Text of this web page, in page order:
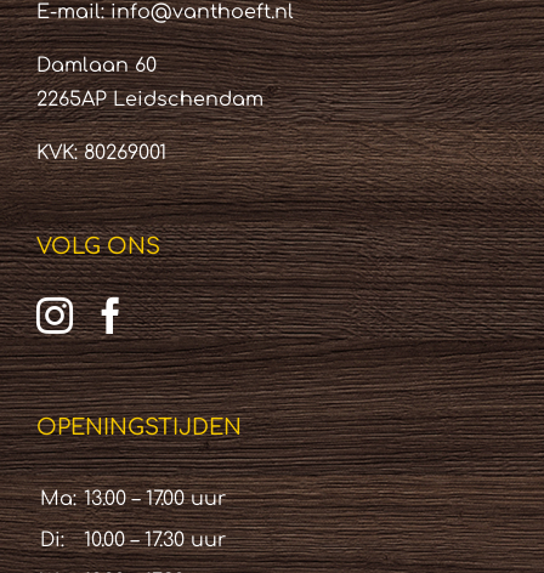
E-mail:info@vanthoeft.nl
Damlaan 60
2265AP Leidschendam
KVK: 80269001
VOLG ONS
OPENINGSTIJDEN
Ma: 13.00 – 17.00 uur
Di:
10.00 – 17.30 uur